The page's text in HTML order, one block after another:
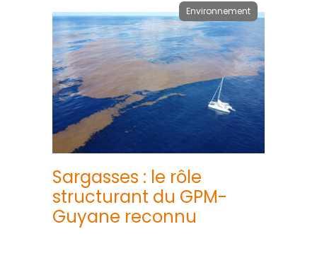
Environnement
Sargasses : le rôle
structurant du GPM-
Guyane reconnu